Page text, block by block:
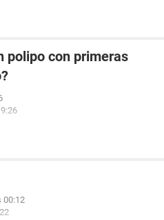
polipo con primeras
00:12